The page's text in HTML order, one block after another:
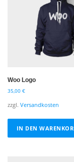
Woo Logo
35,00 €
zzgl. Versandkosten
IN DEN